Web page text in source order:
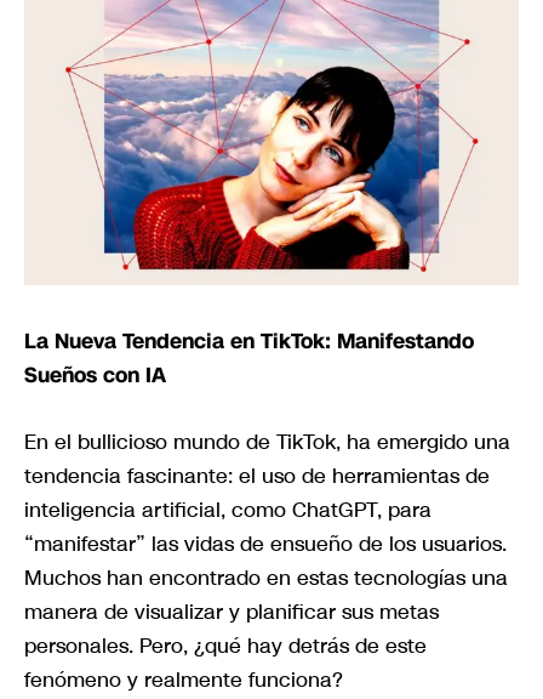
La Nueva Tendencia en TikTok: Manifestando
Sueños con IA
En el bullicioso mundo de TikTok, ha emergido una
tendencia fascinante: el uso de herramientas de
inteligencia artificial, como ChatGPT, para
“manifestar” las vidas de ensueño de los usuarios.
Muchos han encontrado en estas tecnologías una
manera de visualizar y planificar sus metas
personales. Pero, ¿qué hay detrás de este
fenómeno y realmente funciona?